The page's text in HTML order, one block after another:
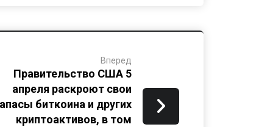
Вперед
Правительство США 5
апреля раскроют свои
биткоина и других
криптоактивов, в том